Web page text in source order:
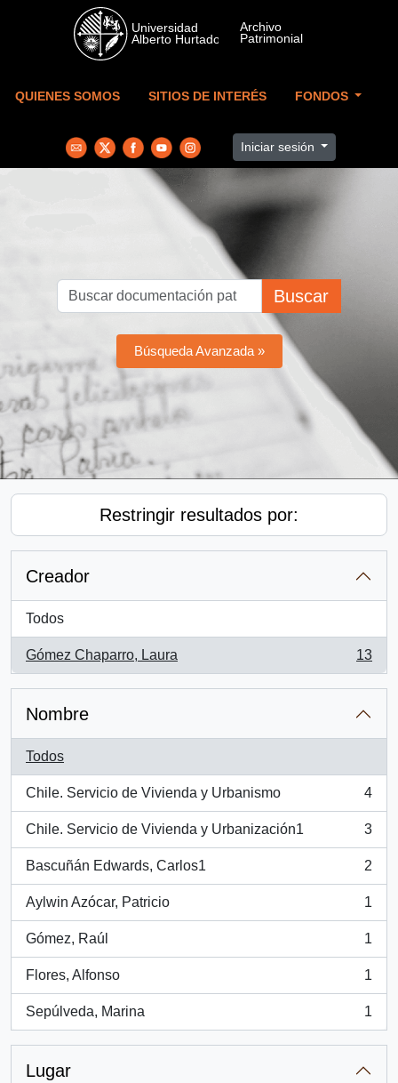
Skip to main content
QUIENES SOMOS SITIOS DE INTERÉS FONDOS
Iniciar sesión
Buscar
Búsqueda Avanzada »
Restringir resultados por:
Creador
Todos
Gómez Chaparro, Laura
, 13 resultados
13
Nombre
Todos
Chile. Servicio de Vivienda y Urbanismo
, 4 resultados
4
Chile. Servicio de Vivienda y Urbanización1
, 3 resultados
3
Bascuñán Edwards, Carlos1
, 2 resultados
2
Aylwin Azócar, Patricio
, 1 resultados
1
Gómez, Raúl
, 1 resultados
1
Flores, Alfonso
, 1 resultados
1
Sepúlveda, Marina
, 1 resultados
1
Lugar